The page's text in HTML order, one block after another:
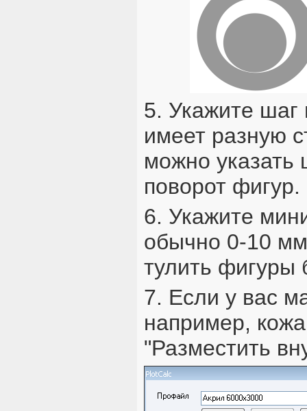
5. Укажите шаг
имеет разную
можно указать
поворот фигур.
6. Укажите
обычно 0-10
тулить фигуры
7. Если у вас
например,
"Разместить